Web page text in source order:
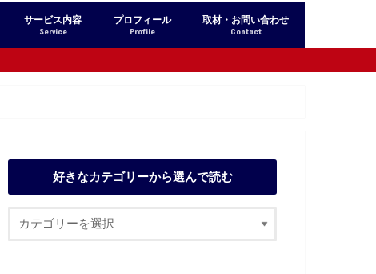
サービス内容
Service
プロフィール
Profile
取材・お問い合わせ
Contact
好きなカテゴリーから選んで読む